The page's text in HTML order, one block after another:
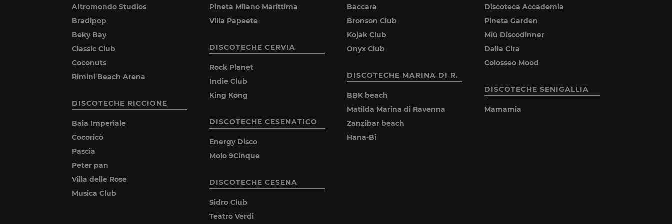
Altromondo Studios
Bradipop
Beky Bay
Classic Club
Coconuts
Rimini Beach Arena
DISCOTECHE RICCIONE
Baia Imperiale
Cocoricò
Pascia
Peter pan
Villa delle Rose
Musica Club
Pineta Milano Marittima
Villa Papeete
DISCOTECHE CERVIA
Rock Planet
Indie Club
King Kong
DISCOTECHE CESENATICO
Energy Disco
Molo 9Cinque
DISCOTECHE CESENA
Sidro Club
Teatro Verdi
Baccara
Bronson Club
Kojak Club
Onyx Club
DISCOTECHE MARINA DI R.
BBK beach
Matilda Marina di Ravenna
Zanzibar beach
Hana-Bi
Discoteca Accademia
Pineta Garden
Miù Discodinner
Dalla Cira
Colosseo Mood
DISCOTECHE SENIGALLIA
Mamamia